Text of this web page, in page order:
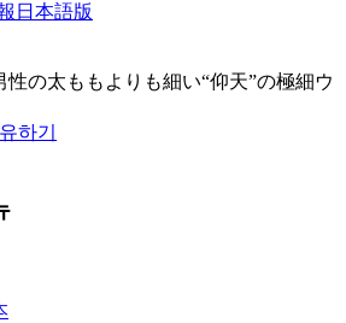
日本語版
性の太ももよりも細い“仰天”の極細ウ
하기